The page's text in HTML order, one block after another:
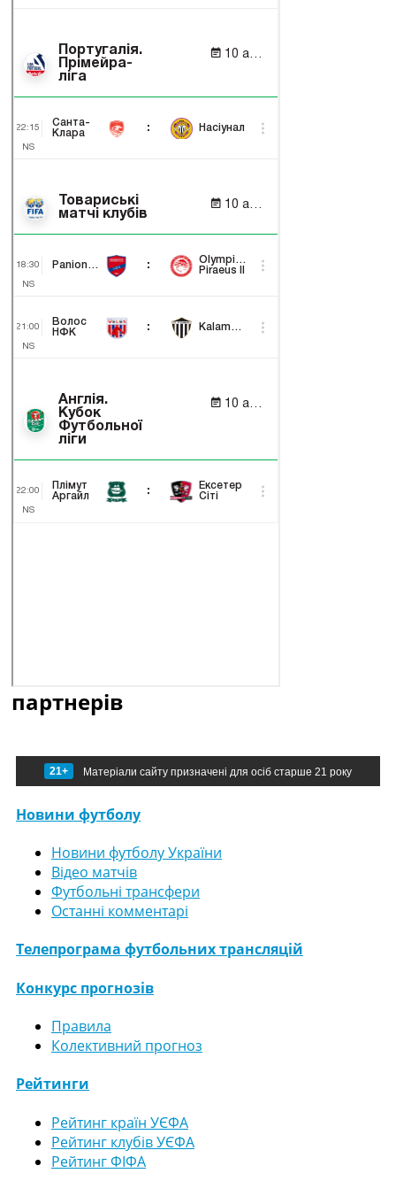
партнерів
21+ Матеріали сайту призначені для осіб старше 21 року
Новини футболу
Новини футболу України
Відео матчів
Футбольні трансфери
Останні комментарі
Телепрограма футбольних трансляцій
Конкурс прогнозів
Правила
Колективний прогноз
Рейтинги
Рейтинг країн УЄФА
Рейтинг клубів УЄФА
Рейтинг ФІФА